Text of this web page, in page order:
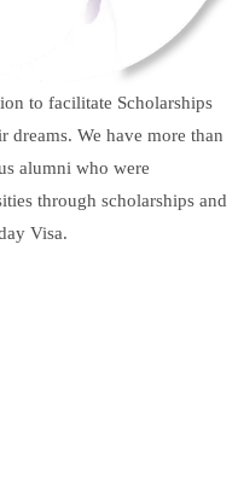
to facilitate Scholarships
dreams. We have more than
alumni who were
through scholarships and
Visa.